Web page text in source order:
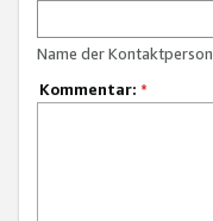
Name der Kontaktperson
Kommentar: *